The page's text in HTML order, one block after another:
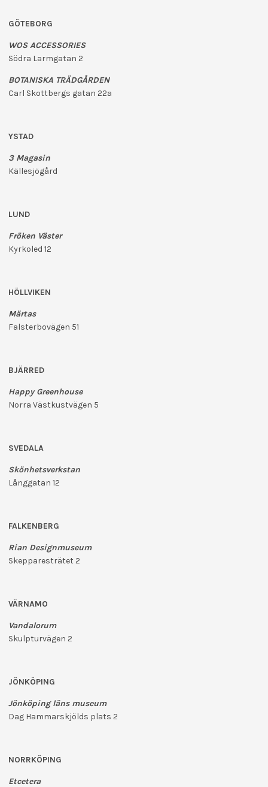
GÖTEBORG
WOS ACCESSORIES
Södra Larmgatan 2
BOTANISKA TRÄDGÅRDEN
Carl Skottbergs gatan 22a
YSTAD
3 Magasin
Källesjögård
LUND
Fröken Väster
Kyrkoled 12
HÖLLVIKEN
Märtas
Falsterbovägen 51
BJÄRRED
Happy Greenhouse
Norra Västkustvägen 5
SVEDALA
Skönhetsverkstan
Långgatan 12
FALKENBERG
Rian Designmuseum
Skepparesträtet 2
VÄRNAMO
Vandalorum
Skulpturvägen 2
JÖNKÖPING
Jönköping läns museum
Dag Hammarskjölds plats 2
NORRKÖPING
Etcetera